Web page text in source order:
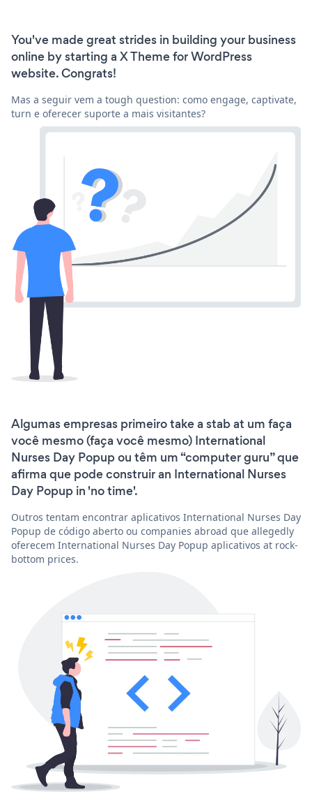
You've made great strides in building your business
online by starting a X Theme for WordPress
website. Congrats!
Mas a seguir vem a tough question: como engage, captivate,
turn e oferecer suporte a mais visitantes?
Algumas empresas primeiro take a stab at um faça
você mesmo (faça você mesmo) International
Nurses Day Popup ou têm um “computer guru” que
afirma que pode construir an International Nurses
Day Popup in 'no time'.
Outros tentam encontrar aplicativos International Nurses Day
Popup de código aberto ou companies abroad que allegedly
oferecem International Nurses Day Popup aplicativos at rock-
bottom prices.